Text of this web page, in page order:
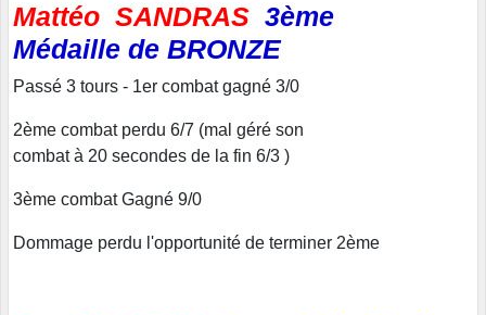
Mattéo SANDRAS 3ème
Médaille de BRONZE
Passé 3 tours - 1er combat gagné 3/0
2ème combat perdu 6/7 (mal géré son
combat à 20 secondes de la fin 6/3 )
3ème combat Gagné 9/0
Dommage perdu l'opportunité de terminer 2ème